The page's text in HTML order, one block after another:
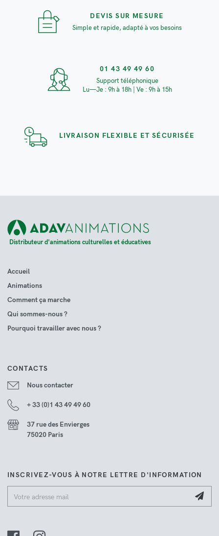
DEVIS SUR MESURE
Simple et rapide, adapté à vos besoins
01 43 49 49 60
Support téléphonique
Lu—Je : 9h à 18h | Ve : 9h à 15h
LIVRAISON FLEXIBLE ET SÉCURISÉE
Distributeur d'animations culturelles et éducatives
Accueil
Animations
Comment ça marche
Qui sommes-nous ?
Pourquoi travailler avec nous ?
CONTACTS
Nous contacter
+ 33 (0)1 43 49 49 60
37 rue des Envierges
75020 Paris
INSCRIVEZ-VOUS À NOTRE LETTRE D'INFORMATION